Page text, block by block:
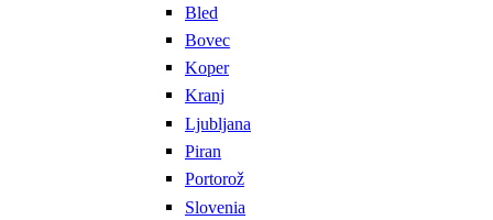
Bled
Bovec
Koper
Kranj
Ljubljana
Piran
Portorož
Slovenia